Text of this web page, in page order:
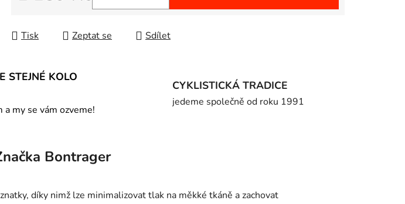
Tisk Zeptat se Sdílet
STEJNÉ KOLO
a my se vám ozveme!
CYKLISTICKÁ TRADICE
jedeme společně od roku 1991
Bontrager
díky nimž lze minimalizovat tlak na měkké tkáně a zachovat